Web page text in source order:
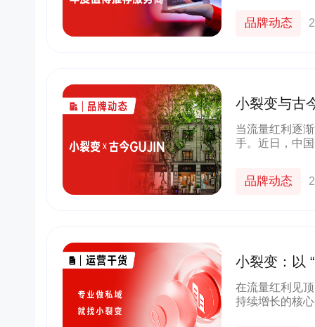
品牌动态
小裂变与古
+导购+会员
当流量红利逐
手。近日，中
品牌动态
小裂变：以
全链路增长
在流量红利见
持续增长的核心